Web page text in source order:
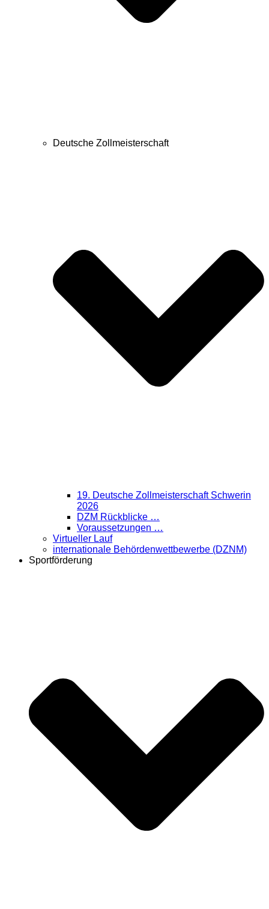
Deutsche Zollmeisterschaft
19. Deutsche Zollmeisterschaft Schwerin
2026
DZM Rückblicke …
Voraussetzungen …
Virtueller Lauf
internationale Behördenwettbewerbe (DZNM)
Sportförderung